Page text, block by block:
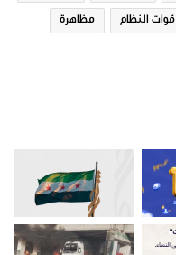
قوات النظام مظاهرة